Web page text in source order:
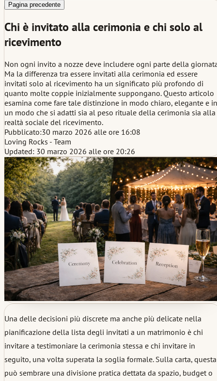
Pagina precedente
Chi è invitato alla cerimonia e chi solo al
ricevimento
Non ogni invito a nozze deve includere ogni parte della
Ma la differenza tra essere invitati alla cerimonia ed essere
invitati solo al ricevimento ha un significato più profondo di
quanto molte coppie inizialmente suppongano. Questo articolo
esamina come fare tale distinzione in modo chiaro, elegante e in
un modo che si adatti sia al peso rituale della cerimonia sia alla
realtà sociale del ricevimento.
Pubblicato:30 marzo 2026 alle ore 16:08
Loving Rocks - Team
Updated: 30 marzo 2026 alle ore 20:26
Una delle decisioni più discrete ma anche più delicate nella
pianificazione della lista degli invitati a un matrimonio è chi
invitare a testimoniare la cerimonia stessa e chi invitare in
seguito, una volta superata la soglia formale. Sulla carta, questa
può sembrare una divisione pratica dettata da spazio, budget o